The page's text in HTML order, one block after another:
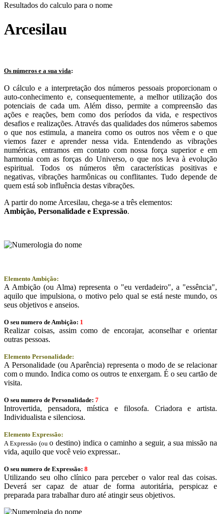
Resultados do calculo para o nome
Arcesilau
Os números e a sua vida:
O cálculo e a interpretação dos números pessoais proporcionam o
auto-conhecimento e, consequentemente, a melhor utilização dos
potenciais de cada um. Além disso, permite a compreensão das
ações e reações, bem como dos períodos da vida, e respectivos
desafios e realizações. Através das qualidades dos números sabemos
o que nos estimula, a maneira como os outros nos vêem e o que
viemos fazer e aprender nessa vida. Entendendo as vibrações
numéricas, entramos em contato com nossa força superior e em
harmonia com as forças do Universo, o que nos leva à evolução
espiritual. Todos os números têm características positivas e
negativas, vibrações harmônicas ou conflitantes. Tudo depende de
quem está sob influência destas vibrações.
A partir do nome Arcesilau, chega-se a três elementos:
Ambição, Personalidade e Expressão.
Elemento Ambição:
A Ambição (ou Alma) representa o "eu verdadeiro", a "essência",
aquilo que impulsiona, o motivo pelo qual se está neste mundo, os
seus objetivos e anseios.
O seu numero de Ambição: 1
Realizar coisas, assim como de encorajar, aconselhar e orientar
outras pessoas.
Elemento Personalidade:
A Personalidade (ou Aparência) representa o modo de se relacionar
com o mundo. Indica como os outros te enxergam. É o seu cartão de
visita.
O seu numero de Personalidade: 7
Introvertida, pensadora, mística e filosofa. Criadora e artista.
Individualista e silenciosa.
Elemento Expressão:
A Expressão (ouo destino) indica o caminho a seguir, a sua missão na
vida, aquilo que você veio expressar..
O seu numero de Expressão: 8
Utilizando seu olho clínico para perceber o valor real das coisas.
Deverá ser capaz de atuar de forma autoritária, perspicaz e
preparada para trabalhar duro até atingir seus objetivos.